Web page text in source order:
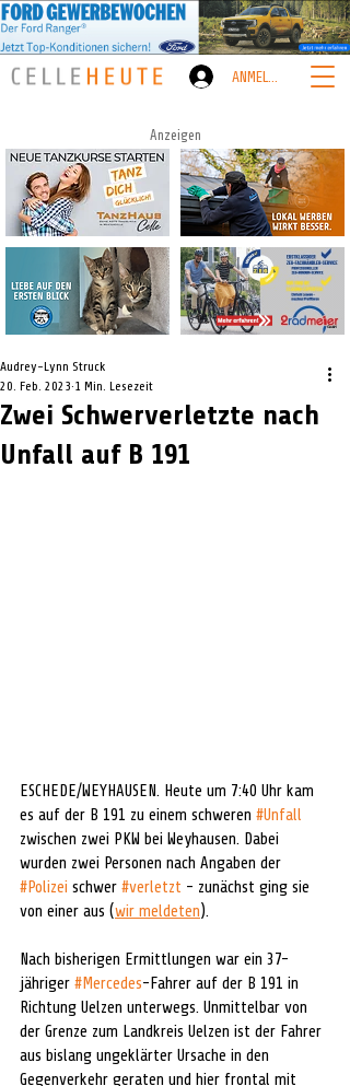
ANMELDEN
Anzeigen
Zwei Schwerverletzte nach
Unfall auf B 191
Audrey-Lynn Struck
20. Feb. 2023 1 Min. Lesezeit
ESCHEDE/WEYHAUSEN. Heute um 7:40 Uhr kam
es auf der B 191 zu einem schweren #Unfall
zwischen zwei PKW bei Weyhausen. Dabei
wurden zwei Personen nach Angaben der
#Polizei schwer #verletzt - zunächst ging sie
von einer aus (wir meldeten).
Nach bisherigen Ermittlungen war ein 37-
jähriger #Mercedes-Fahrer auf der B 191 in
Richtung Uelzen unterwegs. Unmittelbar von
der Grenze zum Landkreis Uelzen ist der Fahrer
aus bislang ungeklärter Ursache in den
Gegenverkehr geraten und hier frontal mit